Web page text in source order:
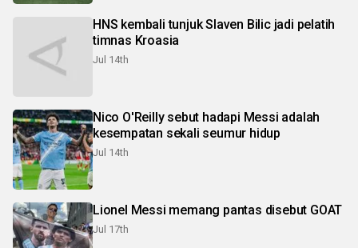
HNS kembali tunjuk Slaven Bilic jadi pelatih
timnas Kroasia
Jul 14th
Nico O'Reilly sebut hadapi Messi adalah
kesempatan sekali seumur hidup
Jul 14th
Lionel Messi memang pantas disebut GOAT
Jul 17th